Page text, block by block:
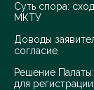
Суть спора:
МКТУ
Доводы
согласие
Решение
для регистрации